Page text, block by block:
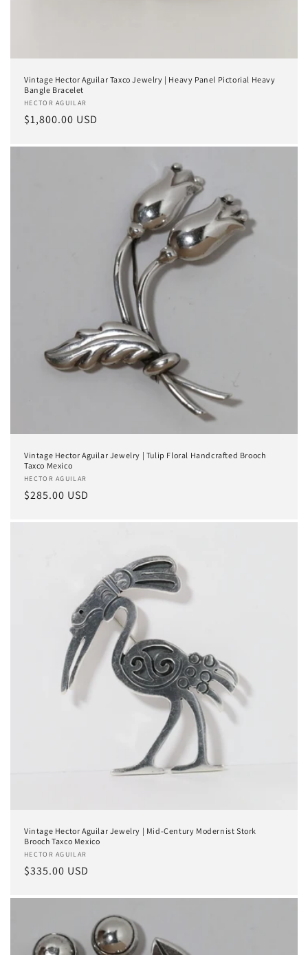
Vintage Hector Aguilar Taxco Jewelry | Heavy Panel Pictorial Heavy
Bangle Bracelet
Proveedor:
HECTOR AGUILAR
Precio
$1,800.00 USD
Vintage Hector Aguilar Jewelry | Tulip Floral Handcrafted Brooch
Taxco Mexico
Proveedor:
HECTOR AGUILAR
Precio
$285.00 USD
Vintage Hector Aguilar Jewelry | Mid-Century Modernist Stork
Brooch Taxco Mexico
Proveedor:
HECTOR AGUILAR
Precio
$335.00 USD